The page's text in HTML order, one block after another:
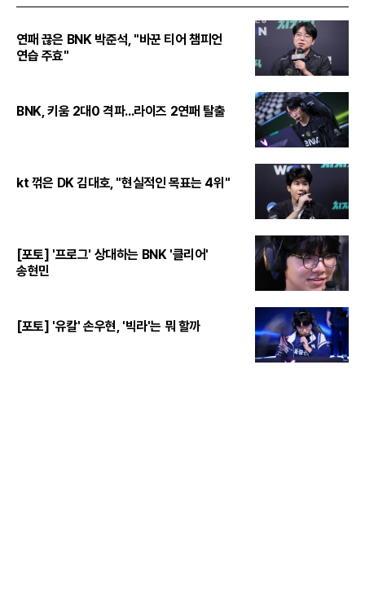
연패 끊은 BNK 박준석, "바꾼 티어 챔피언
연습 주효"
BNK, 키움 2대0 격파...라이즈 2연패 탈출
kt 꺾은 DK 김대호, "현실적인 목표는 4위"
[포토] '프로그' 상대하는 BNK '클리어'
송현민
[포토] '유칼' 손우현, '빅라'는 뭐 할까